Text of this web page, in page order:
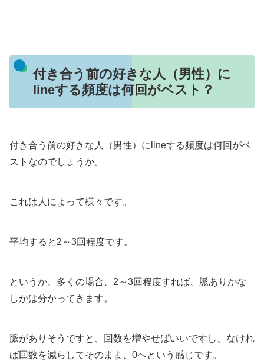
付き合う前の好きな人（男性）に
lineする頻度は何回がベスト？
付き合う前の好きな人（男性）にlineする頻度は何回がベ
ストなのでしょうか。
これは人によって様々です。
平均すると2～3回程度です。
というか、多くの場合、2～3回程度すれば、脈ありかな
しかは分かってきます。
脈がありそうですと、回数を増やせばいいですし、なけれ
ば回数を減らしてそのまま、0へという感じです。